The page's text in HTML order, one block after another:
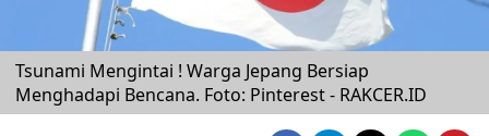
Tsunami Mengintai ! Warga Jepang Bersiap
Menghadapi Bencana. Foto: Pinterest - RAKCER.ID